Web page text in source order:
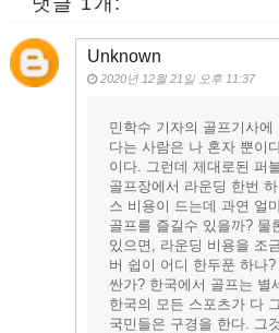
Unknown
2020년 12월 21일 오후 11:37
민학수 기자의 골프기사
다는 사람은 나 혼자 뿐이
이다. 그런데 제대로된 퍼
골프장에서 라운딩 한번
스 비용이 드는데 과연 얼
골프를 즐길수 있을까? 물
있으면, 라운딩 비용을 조
버 쉽이 어디 한두푼 하나
싼가? 한국에서 골프는 별
한국의 모든 스포츠가 다
국민들은 구경을 한다. 그